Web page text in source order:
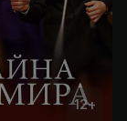
12+